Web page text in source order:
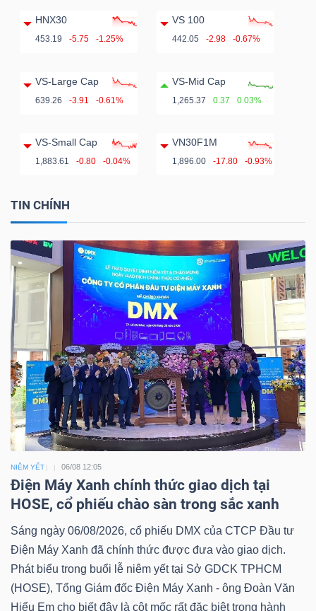
HNX30
453.19 -5.75 -1.25%
VS 100
442.05 -2.98 -0.67%
VS-Large Cap
639.26 -3.91 -0.61%
VS-Mid Cap
1,265.37 0.37 0.03%
VS-Small Cap
1,883.61 -0.80 -0.04%
VN30F1M
1,896.00 -17.80 -0.93%
TIN CHÍNH
NIÊM YẾT 06/08 12:05
Điện Máy Xanh chính thức giao dịch tại
HOSE, cổ phiếu chào sàn trong sắc xanh
Sáng ngày 06/08/2026, cổ phiếu DMX của CTCP Đầu tư
Điện Máy Xanh đã chính thức được đưa vào giao dịch.
Phát biểu trong buổi lễ niêm yết tại Sở GDCK TPHCM
(HOSE), Tổng Giám đốc Điện Máy Xanh - ông Đoàn Văn
Hiểu Em cho biết đây là cột mốc rất đặc biệt trong hành